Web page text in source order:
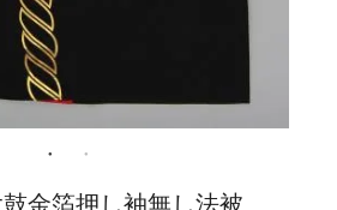
金箔押し袖無し法被